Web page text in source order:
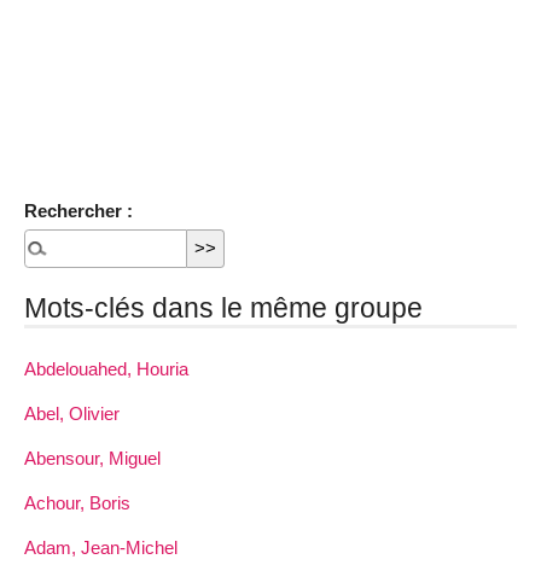
Rechercher :
Mots-clés dans le même groupe
Abdelouahed, Houria
Abel, Olivier
Abensour, Miguel
Achour, Boris
Adam, Jean-Michel